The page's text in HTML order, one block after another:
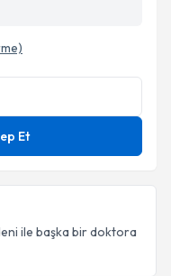
Et
ile başka bir doktora